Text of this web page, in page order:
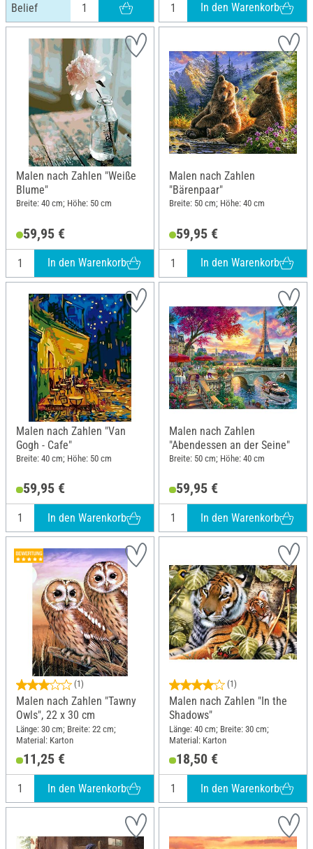
Belief In den Warenkorb
Malen nach Zahlen "Weiße
Blume"
Breite: 40 cm; Höhe: 50 cm
59,95 €
In den Warenkorb
Malen nach Zahlen
"Bärenpaar"
Breite: 50 cm; Höhe: 40 cm
59,95 €
In den Warenkorb
Malen nach Zahlen "Van
Gogh - Cafe"
Breite: 40 cm; Höhe: 50 cm
59,95 €
In den Warenkorb
Malen nach Zahlen
"Abendessen an der Seine"
Breite: 50 cm; Höhe: 40 cm
59,95 €
In den Warenkorb
(1)
Malen nach Zahlen "Tawny
Owls", 22 x 30 cm
Länge: 30 cm; Breite: 22 cm;
Material: Karton
11,25 €
In den Warenkorb
(1)
Malen nach Zahlen "In the
Shadows"
Länge: 40 cm; Breite: 30 cm;
Material: Karton
18,50 €
In den Warenkorb